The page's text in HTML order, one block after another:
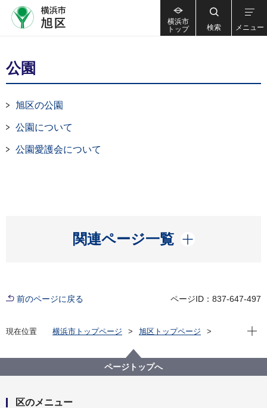
横浜市
トップ
検索 メニュー
公園
旭区の公園
公園について
公園愛護会について
関連ページ一覧
開く
前のページに戻る ページID：837-647-497
現在位置 横浜市トップページ
旭区トップページ
現在
ページトップへ
区のメニュー